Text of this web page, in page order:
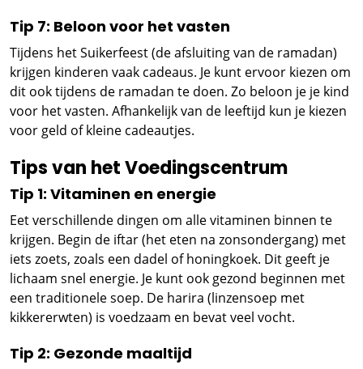
Tip 7: Beloon voor het vasten
Tijdens het Suikerfeest (de afsluiting van de ramadan)
krijgen kinderen vaak cadeaus. Je kunt ervoor kiezen om
dit ook tijdens de ramadan te doen. Zo beloon je je kind
voor het vasten. Afhankelijk van de leeftijd kun je kiezen
voor geld of kleine cadeautjes.
Tips van het Voedingscentrum
Tip 1: Vitaminen en energie
Eet verschillende dingen om alle vitaminen binnen te
krijgen. Begin de iftar (het eten na zonsondergang) met
iets zoets, zoals een dadel of honingkoek. Dit geeft je
lichaam snel energie. Je kunt ook gezond beginnen met
een traditionele soep. De harira (linzensoep met
kikkererwten) is voedzaam en bevat veel vocht.
Tip 2: Gezonde maaltijd